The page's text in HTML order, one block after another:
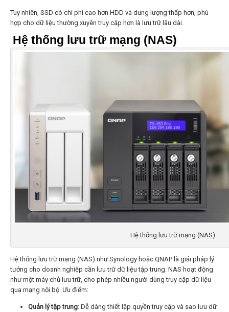
Tuy nhiên, SSD có chi phí cao hơn HDD và dung lượng thấp hơn, phù
hợp cho dữ liệu thường xuyên truy cập hơn là lưu trữ lâu dài.
Hệ thống lưu trữ mạng (NAS)
Hệ thống lưu trữ mạng (NAS)
Hệ thống lưu trữ mạng (NAS) như Synology hoặc QNAP là giải pháp lý
tưởng cho doanh nghiệp cần lưu trữ dữ liệu tập trung. NAS hoạt động
như một máy chủ lưu trữ, cho phép nhiều người dùng truy cập dữ liệu
qua mạng nội bộ. Ưu điểm:
Quản lý tập trung: Dễ dàng thiết lập quyền truy cập và sao lưu dữ